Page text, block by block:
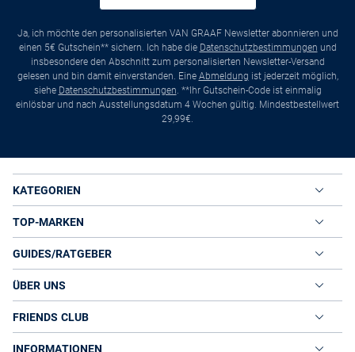
Ja, ich möchte den personalisierten VAN GRAAF Newsletter abonnieren und
einen 5€ Gutschein** sichern. Ich habe die Datenschutzbestimmungen und
insbesondere den Abschnitt zum personalisierten Newsletter-Versand
gelesen und bin damit einverstanden. Eine Abmeldung ist jederzeit möglich,
siehe Datenschutzbestimmungen. **Ihr Gutschein-Code ist einmalig
einlösbar und nach Ausstellungsdatum 4 Wochen gültig. Mindestbestellwert
29,99€.
KATEGORIEN
TOP-MARKEN
GUIDES/RATGEBER
ÜBER UNS
FRIENDS CLUB
INFORMATIONEN